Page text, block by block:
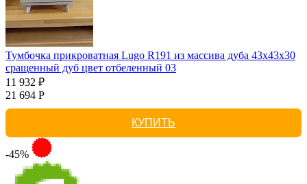
Тумбочка прикроватная Lugo R191 из массива дуба 43х43х30
сращенный дуб цвет отбеленный 03
11 932 ₽
21 694 Р
КУПИТЬ
-45%